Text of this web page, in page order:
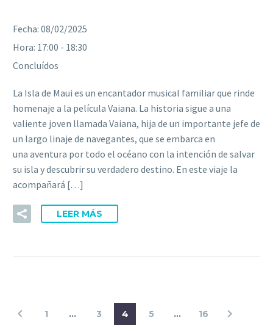
Fecha: 08/02/2025
Hora: 17:00 - 18:30
Concluídos
La Isla de Maui es un encantador musical familiar que rinde
homenaje a la película Vaiana. La historia sigue a una
valiente joven llamada Vaiana, hija de un importante jefe de
un largo linaje de navegantes, que se embarca en
una aventura por todo el océano con la intención de salvar
su isla y descubrir su verdadero destino. En este viaje la
acompañará […]
LEER MÁS
1 … 3 4 5 … 16